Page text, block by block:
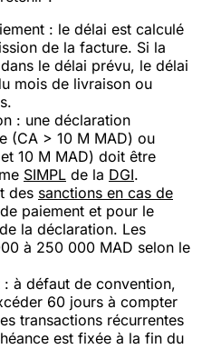
: le délai est calculé
de la facture. Si la
le délai prévu, le délai
mois de livraison ou
: une déclaration
(CA > 10 M MAD) ou
10 M MAD) doit être
SIMPL de la DGI.
des sanctions en cas de
paiement et pour le
la déclaration. Les
à 250 000 MAD selon le
: à défaut de convention,
60 jours à compter
transactions récurrentes
est fixée à la fin du